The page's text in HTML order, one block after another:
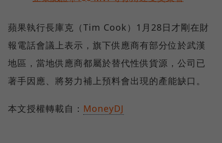
蘋果執行長庫克（Tim Cook）1月28日才剛在財
報電話會議上表示，旗下供應商有部分位於武漢
地區，當地供應商都屬於替代性供貨源，公司已
著手因應、將努力補上預料會出現的產能缺口。
本文授權轉載自： MoneyDJ